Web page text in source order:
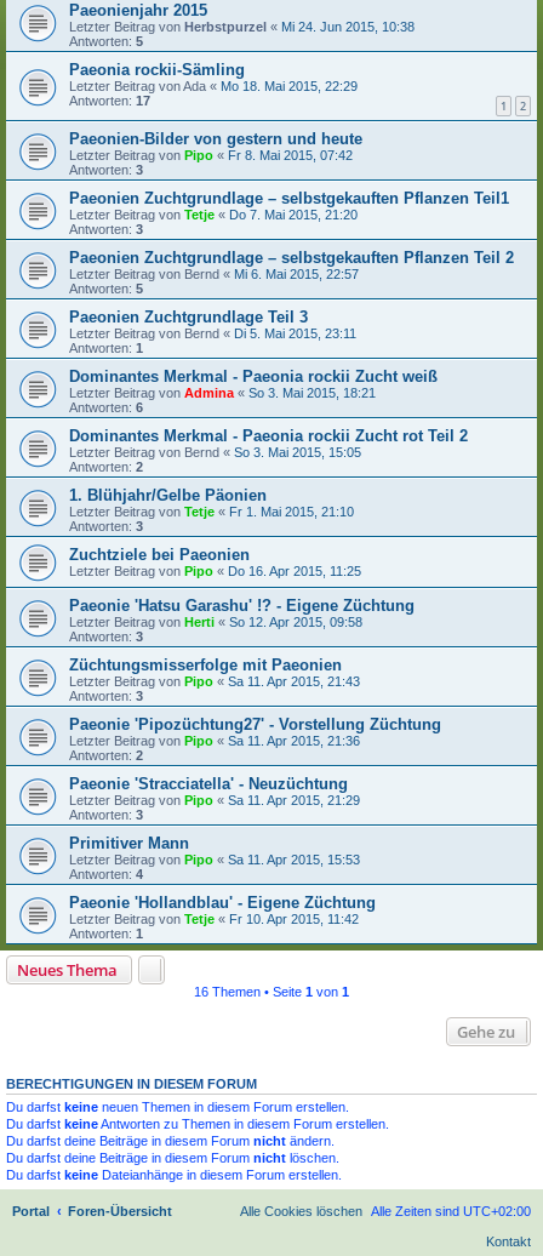
Paeonienjahr 2015
Letzter Beitrag von Herbstpurzel « Mi 24. Jun 2015, 10:38
Antworten: 5
Paeonia rockii-Sämling
Letzter Beitrag vonAda « Mo 18. Mai 2015, 22:29
Antworten: 17 1 2
Paeonien-Bilder von gestern und heute
Letzter Beitrag von Pipo « Fr 8. Mai 2015, 07:42
Antworten: 3
Paeonien Zuchtgrundlage – selbstgekauften Pflanzen Teil1
Letzter Beitrag von Tetje « Do 7. Mai 2015, 21:20
Antworten: 3
Paeonien Zuchtgrundlage – selbstgekauften Pflanzen Teil 2
Letzter Beitrag von Bernd « Mi 6. Mai 2015, 22:57
Antworten: 5
Paeonien Zuchtgrundlage Teil 3
Letzter Beitrag von Bernd « Di 5. Mai 2015, 23:11
Antworten: 1
Dominantes Merkmal - Paeonia rockii Zucht weiß
Letzter Beitrag von Admina « So 3. Mai 2015, 18:21
Antworten: 6
Dominantes Merkmal - Paeonia rockii Zucht rot Teil 2
Letzter Beitrag von Bernd « So 3. Mai 2015, 15:05
Antworten: 2
1. Blühjahr/Gelbe Päonien
Letzter Beitrag von Tetje « Fr 1. Mai 2015, 21:10
Antworten: 3
Zuchtziele bei Paeonien
Letzter Beitrag von Pipo « Do 16. Apr 2015, 11:25
Paeonie 'Hatsu Garashu' !? - Eigene Züchtung
Letzter Beitrag von Herti « So 12. Apr 2015, 09:58
Antworten: 3
Züchtungsmisserfolge mit Paeonien
Letzter Beitrag von Pipo « Sa 11. Apr 2015, 21:43
Antworten: 3
Paeonie 'Pipozüchtung27' - Vorstellung Züchtung
Letzter Beitrag von Pipo « Sa 11. Apr 2015, 21:36
Antworten: 2
Paeonie 'Stracciatella' - Neuzüchtung
Letzter Beitrag von Pipo « Sa 11. Apr 2015, 21:29
Antworten: 3
Primitiver Mann
Letzter Beitrag von Pipo « Sa 11. Apr 2015, 15:53
Antworten: 4
Paeonie 'Hollandblau' - Eigene Züchtung
Letzter Beitrag von Tetje « Fr 10. Apr 2015, 11:42
Antworten: 1
Neues Thema
16 Themen • Seite 1 von 1
Gehe zu
BERECHTIGUNGEN IN DIESEM FORUM
Du darfst keine neuen Themen in diesem Forum erstellen.
Du darfst keineAntworten zu Themen in diesem Forum erstellen.
Du darfst deine Beiträge in diesem Forum nicht ändern.
Du darfst deine Beiträge in diesem Forum nicht löschen.
Du darfst keine Dateianhänge in diesem Forum erstellen.
Portal Foren-Übersicht Alle Zeiten sind UTC+02:00
Alle Cookies löschen
Kontakt